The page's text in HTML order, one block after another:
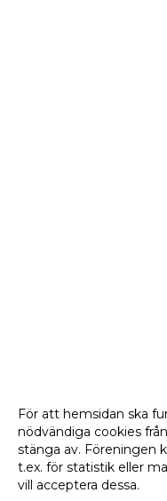
För att hemsidan ska
nödvändiga cookies
stänga av. Föreningen
t.ex. för statistik eller
vill acceptera dessa.